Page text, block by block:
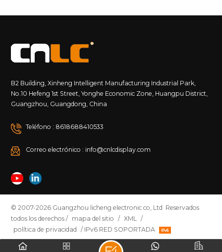
B2 Building, Xinheng Intelligent Manufacturing Industrial Park,
No.10 Hefeng 1st Street, Yonghe Economic Zone, Huangpu District,
Guangzhou, Guangdong, China
Teléfono : 8618688410533
Correo electrónico : info@cnlcdisplay.com
© 2007-2026 Guangzhou licheng electronic co, Ltd Reservados
todos los derechos / mapa del sitio / XML
/
política de privacidad
/ IPv6 RED SOPORTADA